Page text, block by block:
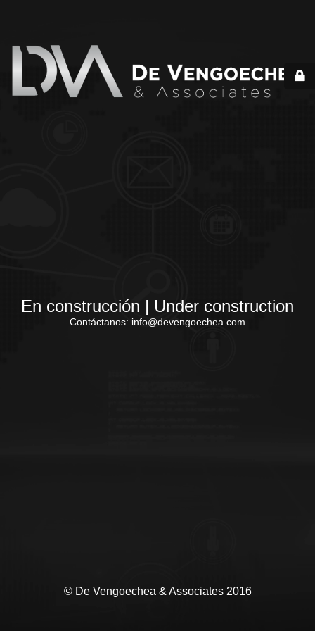
En construcción | Under construction
Contáctanos: info@devengoechea.com
© De Vengoechea & Associates 2016